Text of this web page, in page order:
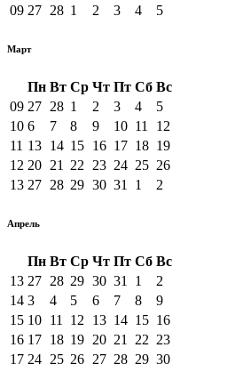
09 27 28 1 2 3 4 5
Март
Пн Вт Ср Чт Пт Сб Вс
09 27 28 1 2 3 4
5
10 6 7 8 9 10 11
12
11 13 14 15 16 17 18 19
12 20 21 22 23 24 25 26
13 27 28 29 30 31 1 2
Апрель
Пн Вт Ср Чт Пт Сб Вс
13 27 28 29 30 31 1
2
14 3 4 5 6 7 8
9
15 10 11 12 13 14 15 16
16 17 18 19 20 21 22 23
17 24 25 26 27 28 29 30